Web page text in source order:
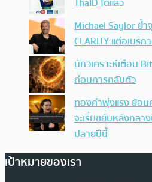
Michael Saylor ย้
CLARITY แต่อเมริ
นักวิเคราะห์เตือน
ก่อนการกลับตัว
ทองคำพุ่งแรง ย้อน
จะเริ่มขยับหลังกลา
ปลายปีนี้
เป้าหมายของเรา